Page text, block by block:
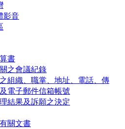
影音
書
之會議紀錄
組織、職掌、地址、電話、傳
電子郵件信箱帳號
結果及訴願之決定
關文書